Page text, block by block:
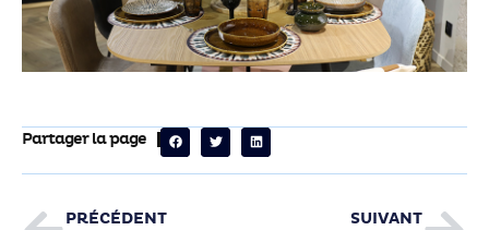
Partager la page
PRÉCÉDENT SUIVANT